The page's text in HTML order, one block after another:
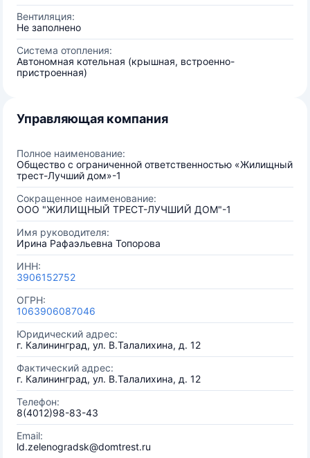
Вентиляция:
Не заполнено
Система отопления:
Автономная котельная (крышная, встроенно-
пристроенная)
Управляющая компания
Полное наименование:
Общество с ограниченной ответственностью «Жилищный
трест-Лучший дом»-1
Сокращенное наименование:
ООО "ЖИЛИЩНЫЙ ТРЕСТ-ЛУЧШИЙ ДОМ"-1
Имя руководителя:
Ирина Рафаэльевна Топорова
ИНН:
3906152752
ОГРН:
1063906087046
Юридический адрес:
г. Калининград, ул. В.Талалихина, д. 12
Фактический адрес:
г. Калининград, ул. В.Талалихина, д. 12
Телефон:
8(4012)98-83-43
Email:
ld.zelenogradsk@domtrest.ru